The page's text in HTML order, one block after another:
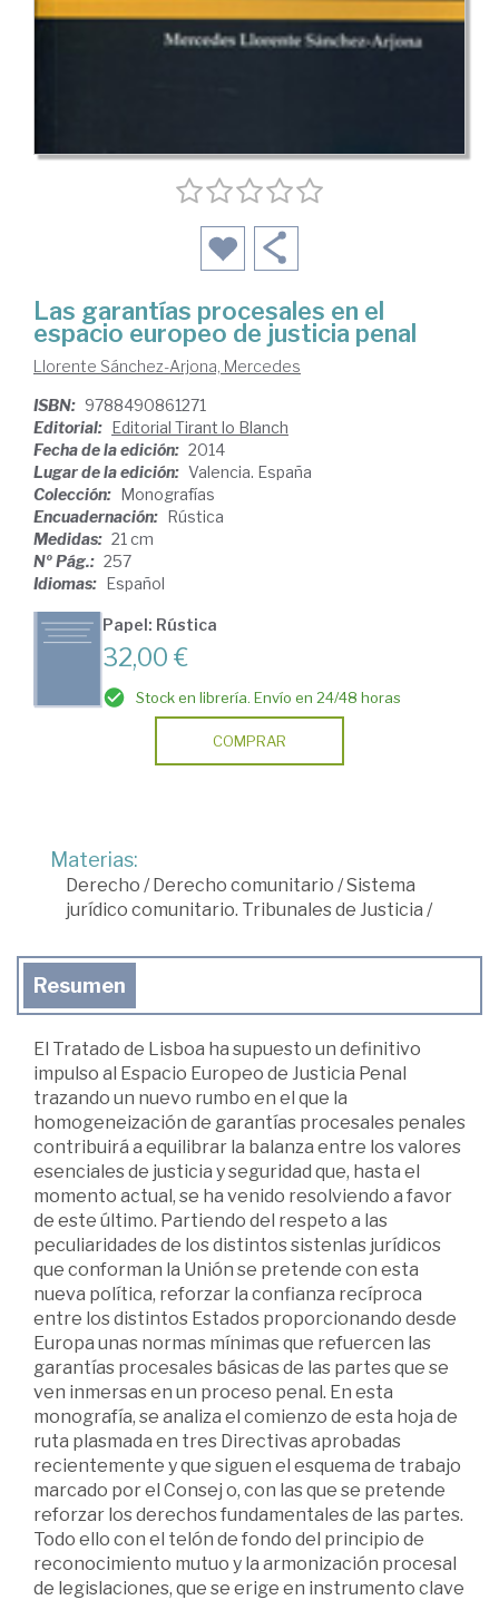
Las garantías procesales en el
espacio europeo de justicia penal
Llorente Sánchez-Arjona, Mercedes
ISBN: 9788490861271
Editorial: Editorial Tirant lo Blanch
Fecha de la edición: 2014
Lugar de la edición: Valencia. España
Colección: Monografías
Encuadernación: Rústica
Medidas: 21 cm
Nº Pág.: 257
Idiomas: Español
Papel: Rústica
32,00 €
Stock en librería. Envío en 24/48 horas
COMPRAR
Materias:
Derecho /Derecho comunitario /Sistema
jurídico comunitario. Tribunales de Justicia /
Resumen
El Tratado de Lisboa ha supuesto un definitivo
impulso al Espacio Europeo de Justicia Penal
trazando un nuevo rumbo en el que la
homogeneización de garantías procesales penales
contribuirá a equilibrar la balanza entre los valores
esenciales de justicia y seguridad que, hasta el
momento actual, se ha venido resolviendo a favor
de este último. Partiendo del respeto a las
peculiaridades de los distintos sistenlas jurídicos
que conforman la Unión se pretende con esta
nueva política, reforzar la confianza recíproca
entre los distintos Estados proporcionando desde
Europa unas normas mínimas que refuercen las
garantías procesales básicas de las partes que se
ven inmersas en un proceso penal. En esta
monografía, se analiza el comienzo de esta hoja de
ruta plasmada en tres Directivas aprobadas
recientemente y que siguen el esquema de trabajo
marcado por el Consej o, con las que se pretende
reforzar los derechos fundamentales de las partes.
Todo ello con el telón de fondo del principio de
reconocimiento mutuo y la armonización procesal
de legislaciones, que se erige en instrumento clave